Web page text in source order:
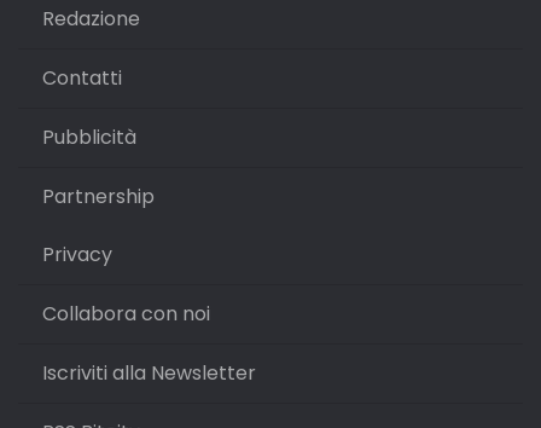
Redazione
Contatti
Pubblicità
Partnership
Privacy
Collabora con noi
Iscriviti alla Newsletter